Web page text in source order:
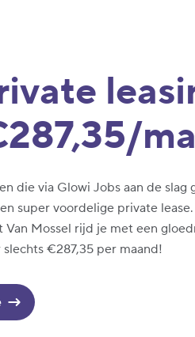
die via Glowi Jobs aan de slag
super voordelige private
Van Mossel rijd je met een
€287,35 per maand!